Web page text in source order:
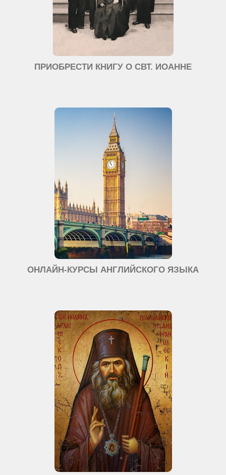
ПРИОБРЕСТИ КНИГУ О СВТ. ИОАННЕ
ОНЛАЙН-КУРСЫ АНГЛИЙСКОГО ЯЗЫКА